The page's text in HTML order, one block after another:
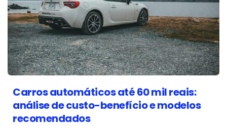
Carros automáticos até 60 mil reais:
análise de custo-benefício e modelos
recomendados